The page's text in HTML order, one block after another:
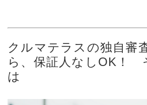
クルマテラスの独自審
ら、保証人なしOK！
は